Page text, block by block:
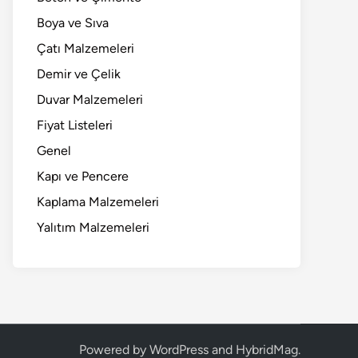
Boya ve Sıva
Çatı Malzemeleri
Demir ve Çelik
Duvar Malzemeleri
Fiyat Listeleri
Genel
Kapı ve Pencere
Kaplama Malzemeleri
Yalıtım Malzemeleri
Powered by WordPress and HybridMag.